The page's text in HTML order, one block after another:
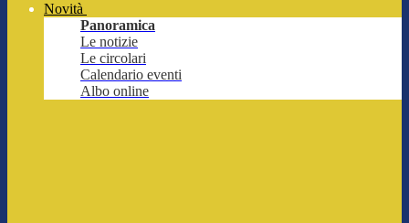
Novità
Panoramica
Le notizie
Le circolari
Calendario eventi
Albo online